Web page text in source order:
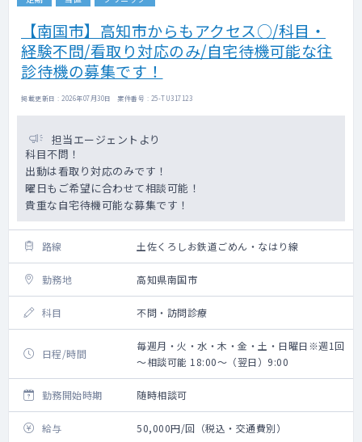
【南国市】高知市からもアクセス○/科目・
経験不問/看取り対応のみ/自宅待機可能な往
診待機の募集です！
掲載更新日 : 2026年07月30日 案件番号 : 25-TU317123
担当エージェントより
科目不問！
出動は看取り対応のみです！
曜日もご希望に合わせて相談可能！
貴重な自宅待機可能な募集です！
路線 土佐くろしお鉄道ごめん・なはり線
勤務地 高知県南国市
科目 不問・訪問診療
日程/時間
毎週月・火・水・木・金・土・日曜日※週1回
～相談可能 18:00～（翌日）9:00
勤務開始時期 随時相談可
給与 50,000円/回（税込・交通費別）